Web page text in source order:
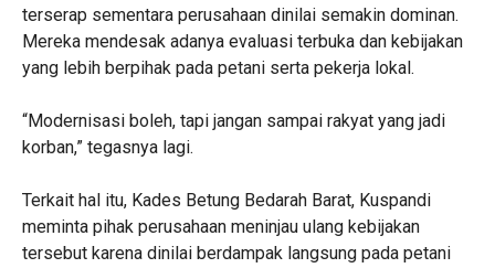
terserap sementara perusahaan dinilai semakin dominan.
Mereka mendesak adanya evaluasi terbuka dan kebijakan
yang lebih berpihak pada petani serta pekerja lokal.
“Modernisasi boleh, tapi jangan sampai rakyat yang jadi
korban,” tegasnya lagi.
Terkait hal itu, Kades Betung Bedarah Barat, Kuspandi
meminta pihak perusahaan meninjau ulang kebijakan
tersebut karena dinilai berdampak langsung pada petani